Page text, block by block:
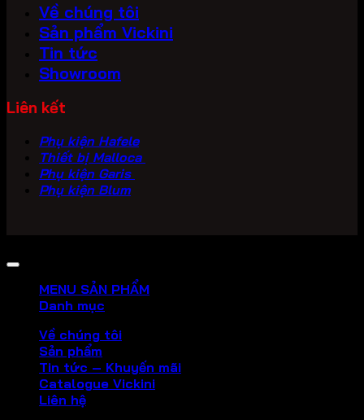
Về chúng tôi
Sản phẩm Vickini
Tin tức
Showroom
Liên kết
Phụ kiện Hafele
Thiết bị Malloca
Phụ kiện Garis
Phụ kiện Blum
MENU SẢN PHẨM
Danh mục
Về chúng tôi
Sản phẩm
Tin tức – Khuyến mãi
Catalogue Vickini
Liên hệ